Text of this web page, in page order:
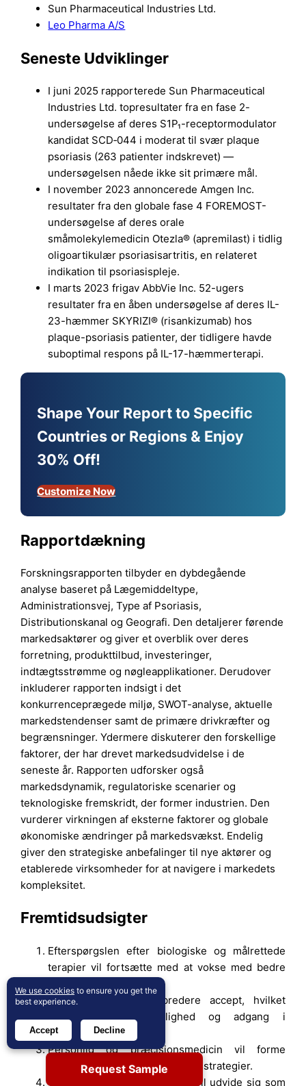
Sun Pharmaceutical Industries Ltd.
Leo Pharma A/S
Seneste Udviklinger
I juni 2025 rapporterede Sun Pharmaceutical
Industries Ltd. topresultater fra en fase 2-
undersøgelse af deres S1P₁-receptormodulator
kandidat SCD‑044 i moderat til svær plaque
psoriasis (263 patienter indskrevet) —
undersøgelsen nåede ikke sit primære mål.
I november 2023 annoncerede Amgen Inc.
resultater fra den globale fase 4 FOREMOST-
undersøgelse af deres orale
småmolekylemedicin Otezla® (apremilast) i tidlig
oligoartikulær psoriasisartritis, en relateret
indikation til psoriasispleje.
I marts 2023 frigav AbbVie Inc. 52-ugers
resultater fra en åben undersøgelse af deres IL-
23-hæmmer SKYRIZI® (risankizumab) hos
plaque-psoriasis patienter, der tidligere havde
suboptimal respons på IL-17-hæmmerterapi.
Shape Your Report to Specific
Countries or Regions & Enjoy
30% Off!
Customize Now
Rapportdækning
Forskningsrapporten tilbyder en dybdegående
analyse baseret på Lægemiddeltype,
Administrationsvej, Type af Psoriasis,
Distributionskanal og Geografi. Den detaljerer førende
markedsaktører og giver et overblik over deres
forretning, produkttilbud, investeringer,
indtægtsstrømme og nøgleapplikationer. Derudover
inkluderer rapporten indsigt i det
konkurrenceprægede miljø, SWOT-analyse, aktuelle
markedstendenser samt de primære drivkræfter og
begrænsninger. Ydermere diskuterer den forskellige
faktorer, der har drevet markedsudvidelse i de
seneste år. Rapporten udforsker også
markedsdynamik, regulatoriske scenarier og
teknologiske fremskridt, der former industrien. Den
vurderer virkningen af eksterne faktorer og globale
økonomiske ændringer på markedsvækst. Endelig
giver den strategiske anbefalinger til nye aktører og
etablerede virksomheder for at navigere i markedets
kompleksitet.
Fremtidsudsigter
Efterspørgslen efter biologiske og målrettede
terapier vil fortsætte med at vokse med bedre
Biosimilars vil opnå bredere accept, hvilket
forbedrer overkommelighed og adgang i
udviklingsregioner.
Personlig og præcisionsmedicin vil forme
fremtidige psoriasisbehandlingsstrategier.
Orale småmolekylehæmmere vil udvide sig som
Request Sample
We use cookies to ensure you get the
best experience.
Accept Decline